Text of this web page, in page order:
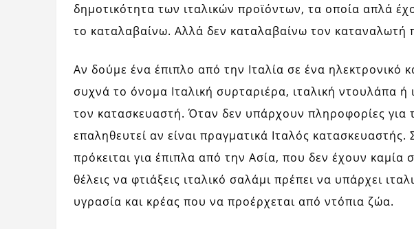
δημοτικότητα των ιταλικών προϊόντων, τα οποία απλά
το καταλαβαίνω. Αλλά δεν καταλαβαίνω τον καταναλωτή
Αν δούμε ένα έπιπλο από την Ιταλία σε ένα ηλεκτρονικό
συχνά το όνομα Ιταλική συρταριέρα, ιταλική ντουλάπα ή
τον κατασκευαστή. Όταν δεν υπάρχουν πληροφορίες για
επαληθευτεί αν είναι πραγματικά Ιταλός κατασκευαστής.
πρόκειται για έπιπλα από την Ασία, που δεν έχουν καμία
θέλεις να φτιάξεις ιταλικό σαλάμι πρέπει να υπάρχει
υγρασία και κρέας που να προέρχεται από ντόπια ζώα.